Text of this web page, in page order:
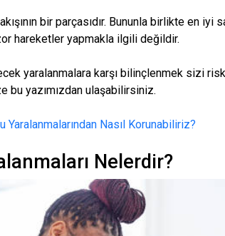
bir parçasıdır. Bununla birlikte en iyi
hareketler yapmakla ilgili değildir.
yaralanmalara karşı bilinçlenmek sizi
bu yazımızdan ulaşabilirsiniz.
Yaralanmalarından Nasıl Korunabiliriz?
Nelerdir?